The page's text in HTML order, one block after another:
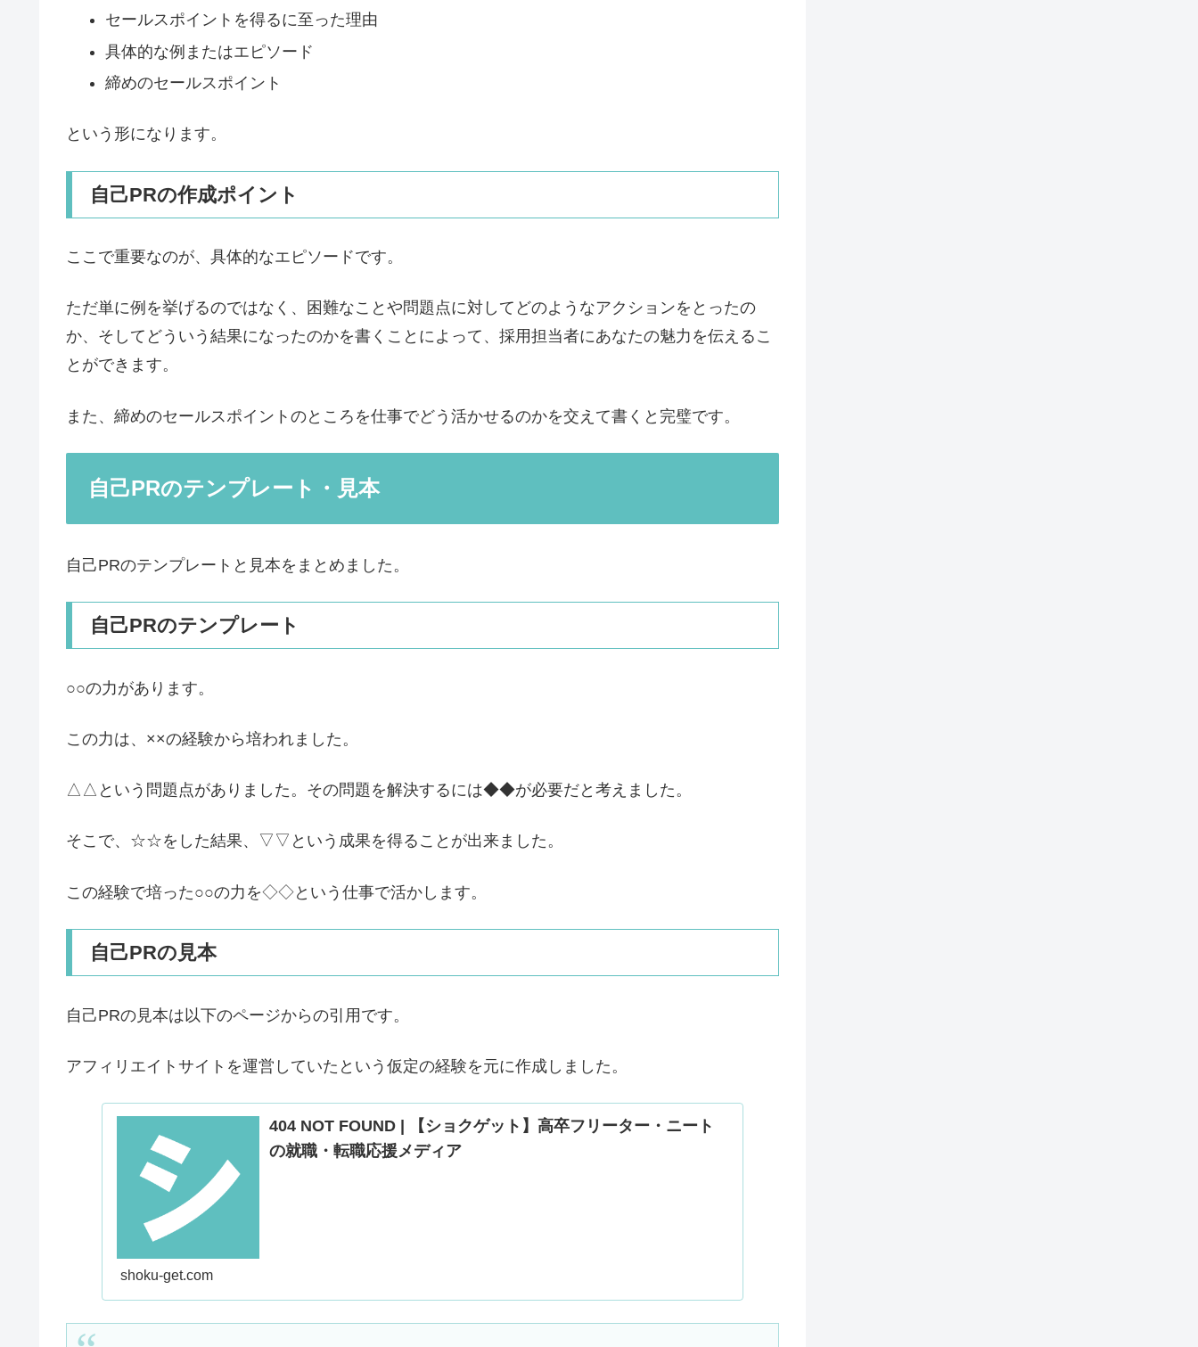
セールスポイントを得るに至った理由
具体的な例またはエピソード
締めのセールスポイント
という形になります。
自己PRの作成ポイント
ここで重要なのが、具体的なエピソードです。
ただ単に例を挙げるのではなく、困難なことや問題点に対してどのようなアクションをとったの
か、そしてどういう結果になったのかを書くことによって、採用担当者にあなたの魅力を伝えるこ
とができます。
また、締めのセールスポイントのところを仕事でどう活かせるのかを交えて書くと完璧です。
自己PRのテンプレート・見本
自己PRのテンプレートと見本をまとめました。
自己PRのテンプレート
○○の力があります。
この力は、××の経験から培われました。
△△という問題点がありました。その問題を解決するには◆◆が必要だと考えました。
そこで、☆☆をした結果、▽▽という成果を得ることが出来ました。
この経験で培った○○の力を◇◇という仕事で活かします。
自己PRの見本
自己PRの見本は以下のページからの引用です。
アフィリエイトサイトを運営していたという仮定の経験を元に作成しました。
404 NOT FOUND | 【ショクゲット】高卒フリーター・ニート
の就職・転職応援メディア
shoku-get.com